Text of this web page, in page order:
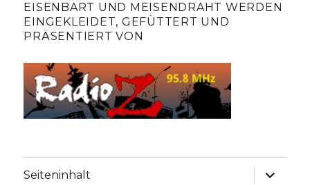
EISENBART UND MEISENDRAHT WERDEN
EINGEKLEIDET, GEFÜTTERT UND
PRÄSENTIERT VON
Seiteninhalt